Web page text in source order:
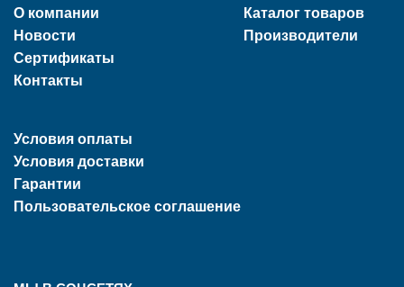
О компании
Новости
Сертификаты
Контакты
Условия оплаты
Условия доставки
Гарантии
Пользовательское соглашение
Каталог товаров
Производители